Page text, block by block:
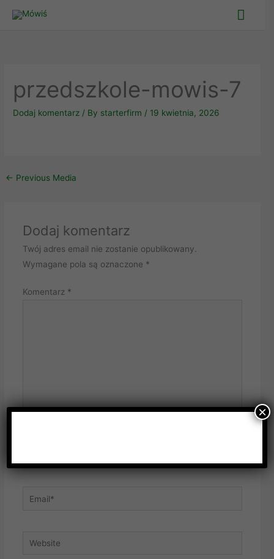
Main
przedszkole-mowis-7
Dodaj komentarz / By starterfirm / 19 kwietnia, 2026
← Previous Media
Dodaj komentarz
Twój adres email nie zostanie opublikowany.
Wymagane pola są oznaczone *
Komentarz *
Email*
Website
×